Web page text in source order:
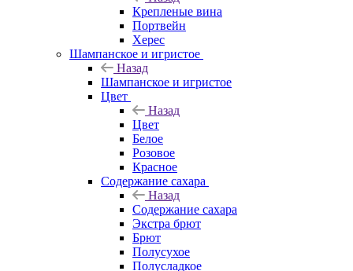
Крепленые вина
Портвейн
Херес
Шампанское и игристое
Назад
Шампанское и игристое
Цвет
Назад
Цвет
Белое
Розовое
Красное
Содержание сахара
Назад
Содержание сахара
Экстра брют
Брют
Полусухое
Полусладкое